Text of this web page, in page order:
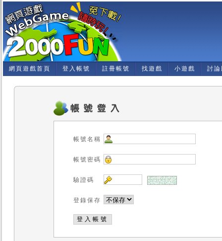
網頁遊戲首頁 登入帳號 註冊帳號 找遊戲 小遊戲 討
帳號名稱
帳號密碼
驗證碼
登錄保存